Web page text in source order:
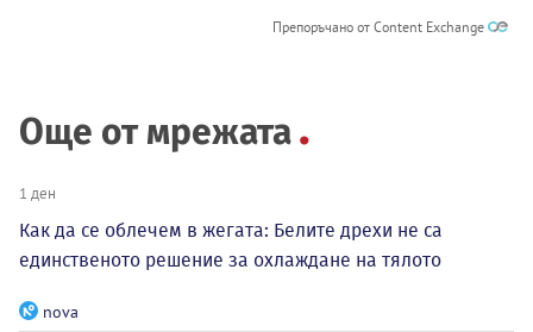
Препоръчано от Content Exchange
Още от мрежата
1 ден
Как да се облечем в жегата: Белите дрехи не са
единственото решение за охлаждане на тялото
nova